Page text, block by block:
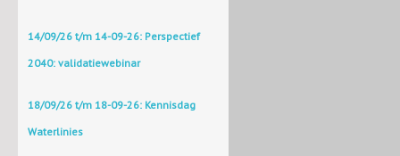
14/09/26 t/m 14-09-26: Perspectief
2040: validatiewebinar
18/09/26 t/m 18-09-26: Kennisdag
Waterlinies